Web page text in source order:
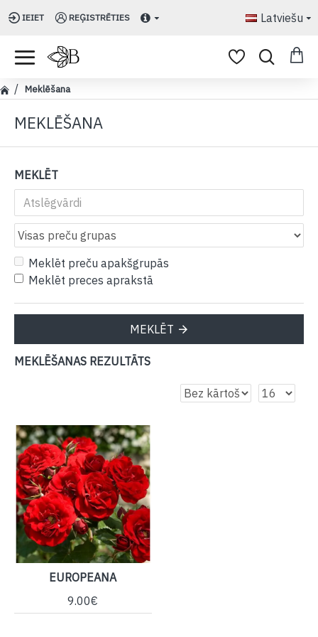
IEIET REĢISTRĒTIES Latviešu
Meklēšana
MEKLĒŠANA
MEKLĒT
Meklēt preču apakšgrupās
Meklēt preces aprakstā
MEKLĒT
MEKLĒŠANAS REZULTĀTS
EUROPEANA
9.00€